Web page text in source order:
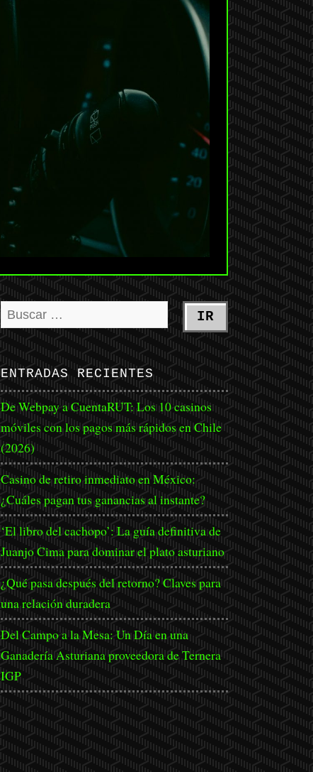
ENTRADAS RECIENTES
De Webpay a CuentaRUT: Los 10 casinos
móviles con los pagos más rápidos en Chile
(2026)
Casino de retiro inmediato en México:
¿Cuáles pagan tus ganancias al instante?
‘El libro del cachopo’: La guía definitiva de
Juanjo Cima para dominar el plato asturiano
¿Qué pasa después del retorno? Claves para
una relación duradera
Del Campo a la Mesa: Un Día en una
Ganadería Asturiana proveedora de Ternera
IGP